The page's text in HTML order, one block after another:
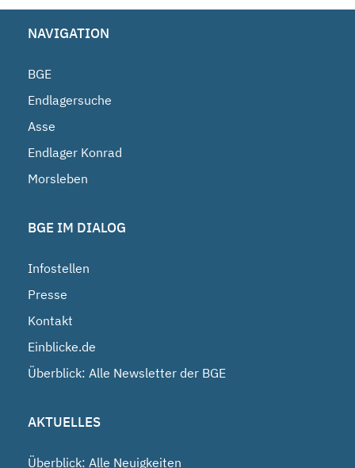
NAVIGATION
BGE
Endlagersuche
Asse
Endlager Konrad
Morsleben
BGE IM DIALOG
Infostellen
Presse
Kontakt
Einblicke.de
Überblick: Alle Newsletter der BGE
AKTUELLES
Überblick: Alle Neuigkeiten